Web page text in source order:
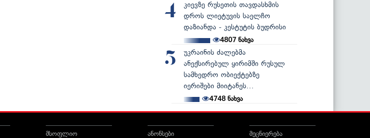
4
კიევზე რუსეთის თავდასხმის
დროს ლიეტუვის საელჩო
დაზიანდა - კესტუტის ბუდრისი
4807ნახვა
5
უკრაინის ძალებმა
ანექსირებულ ყირიმში რუსულ
სამხედრო ობიექტებზე
იერიშები მიიტანეს...
4748 ნახვა
მსოფლიო
ანონსები
მეცნიერება